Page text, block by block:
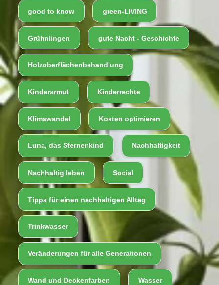
good to know green-LIVING
Grühnlingen gute Nacht - Geschichte
Holzoberflächenbehandlung
Kinderarmut Kinderrechte
Klimawandel Kosten optimieren
Luna, das Sternenkind Nachhaltigkeit
Nachhaltig leben Social
Tipps für einen nachhaltigen Alltag
Trinkwasser
Veränderungen für alle Generationen
Wand und Deckenfarben Wasser